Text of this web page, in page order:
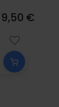
9,50 €